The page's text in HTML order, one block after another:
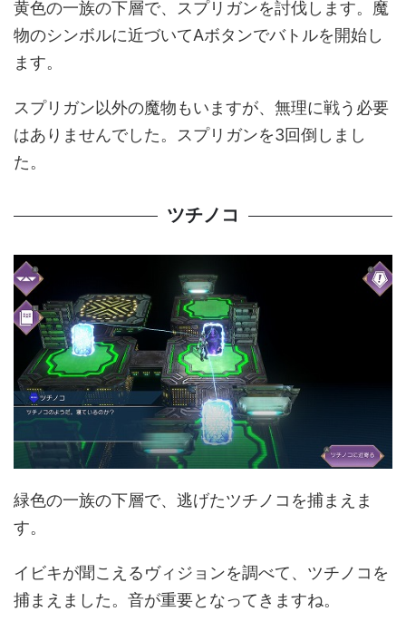
黄色の一族の下層で、スプリガンを討伐します。魔
物のシンボルに近づいてAボタンでバトルを開始し
ます。
スプリガン以外の魔物もいますが、無理に戦う必要
はありませんでした。スプリガンを3回倒しまし
た。
ツチノコ
緑色の一族の下層で、逃げたツチノコを捕まえま
す。
イビキが聞こえるヴィジョンを調べて、ツチノコを
捕まえました。音が重要となってきますね。